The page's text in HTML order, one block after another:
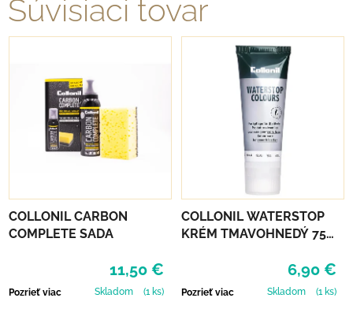
Súvisiaci tovar
COLLONIL CARBON
COMPLETE SADA
11,50 €
Pozrieť viac Skladom (1 ks)
COLLONIL WATERSTOP
KRÉM TMAVOHNEDÝ 75
6,90 €
Pozrieť viac Skladom (1 ks)